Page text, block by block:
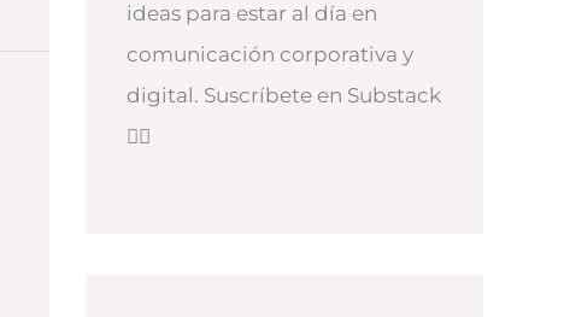
ideas para estar al día en
comunicación corporativa y
digital. Suscríbete en Substack
👇🏻